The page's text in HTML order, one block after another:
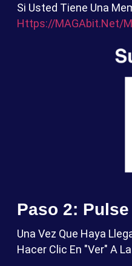
Si Usted Tiene Una
Https://MAGAbit.net/
Paso 2:
Una Vez Que Haya
Hacer Clic En "Ver" A